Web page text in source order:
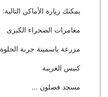
يمكنك زيارة الأماكن التالية:
مغامرات الصحراء الكبرى
مزرعة ياسمينة جربة الحلوة
كنيس الغريبة
مسجد فضلون ...